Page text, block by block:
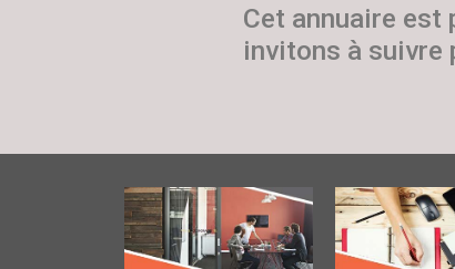
Cet annuaire est
invitons à suivre